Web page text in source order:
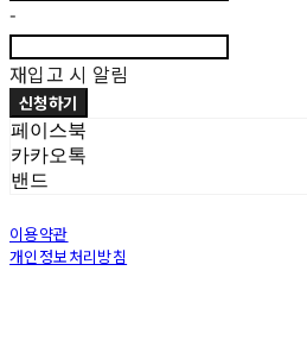
-
재입고 시 알림
신청하기
페이스북
카카오톡
밴드
이용약관
개인정보처리방침